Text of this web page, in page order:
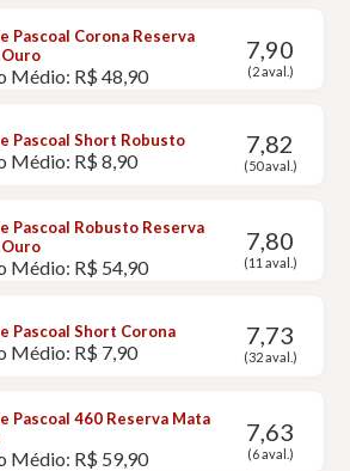
Pascoal Corona Reserva
Médio: R$ 48,90
7,90
(2 aval.)
Pascoal Short Robusto
Médio: R$ 8,90
7,82
(50 aval.)
Pascoal Robusto Reserva
Médio: R$ 54,90
7,80
(11 aval.)
Pascoal Short Corona
Médio: R$ 7,90
7,73
(32 aval.)
Pascoal 460 Reserva Mata
Médio: R$ 59,90
7,63
(6 aval.)